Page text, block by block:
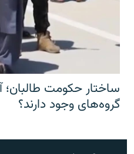
ساختار حکومت طالبان؛
گروه‌های وجود دارند؟